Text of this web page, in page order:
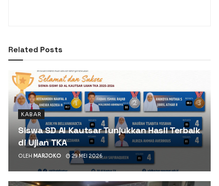
Related Posts
KABAR
Siswa SD Al Kautsar Tunjukkan Hasil Terbaik
di Ujian TKA
OLEH MARJOKO 29 MEI 2026